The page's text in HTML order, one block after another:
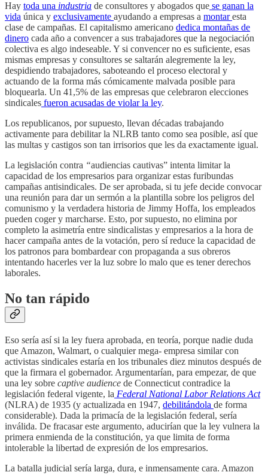
Hay toda una industria de consultores y abogados que se ganan la
vida única y exclusivamente ayudando a empresas a montaresta
clase de campañas. El capitalismo americano dedica montañas de
dinero cada año a convencer a sus trabajadores que la negociación
colectiva es algo indeseable. Y si convencer no es suficiente, esas
mismas empresas y consultores se saltarán alegremente la ley,
despidiendo trabajadores, saboteando el proceso electoral y
actuando de la forma más cómicamente malvada posible para
bloquearla. Un 41,5% de las empresas que celebraron elecciones
sindicales fueron acusadas de violar la ley.
Los republicanos, por supuesto, llevan décadas trabajando
activamente para debilitar la NLRB tanto como sea posible, así que
las multas y castigos son tan irrisorios que les da exactamente igual.
La legislación contra “audiencias cautivas” intenta limitar la
capacidad de los empresarios para organizar estas furibundas
campañas antisindicales. De ser aprobada, si tu jefe decide convocar
una reunión para dar un sermón a la plantilla sobre los peligros del
comunismo y la verdadera historia de Jimmy Hoffa, los empleados
pueden coger y marcharse. Esto, por supuesto, no elimina por
completo la asimetría entre sindicalistas y empresarios a la hora de
hacer campaña antes de la votación, pero sí reduce la capacidad de
los patronos para bombardear con propaganda a sus obreros
intentando hacerles ver la luz sobre lo malo que es tener derechos
laborales.
No tan rápido
Eso sería así si la ley fuera aprobada, en teoría, porque nadie duda
que Amazon, Walmart, o cualquier mega- empresa similar con
activistas sindicales estaría en los tribunales diez minutos después de
que la firmara el gobernador. Argumentarían, para empezar, de que
una ley sobre captive audience de Connecticut contradice la
legislación federal vigente, la Federal National Labor Relations Act
(NLRA) de 1935 (y actualizada en 1947, debilitándola de forma
considerable). Dada la primacía de la legislación federal, sería
inválida. De fracasar este argumento, aducirían que la ley vulnera la
primera enmienda de la constitución, ya que limita de forma
intolerable la libertad de expresión de los empresarios.
La batalla judicial sería larga, dura, e inmensamente cara. Amazon